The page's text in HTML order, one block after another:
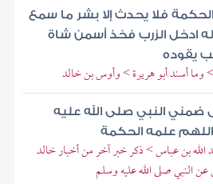
فلا يحدث إلا بشر ما سمع
ادخل الزرب فخذ أسمن شاة
يقوده
وما أسند أبو هريرة > وأوس بن خالد
ضمني النبي صلى الله عليه
علمه الحكمة
الله بن عباس > ذكر خبر آخر من أخبار خالد
النبي صلى الله عليه وسلم